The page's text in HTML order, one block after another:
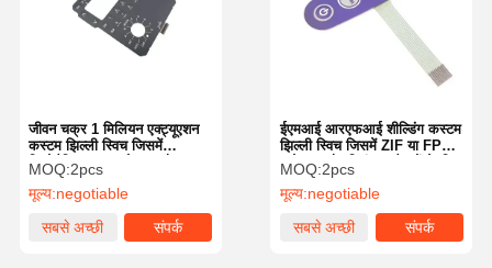
ईएमआई आरएफआई शील्डिंग कस्टम
झिल्ली स्विच जिसमें ZIF या FPC
कनेक्टर और नियंत्रण पैनलों के लिए
अनुकूलित पीईटी सर्किट परत शामिल
है
MOQ:2pcs
मूल्य:negotiable
सबसे अच्छी
संपर्क
जीवन चक्र 1 मिलियन एक्ट्यूएशन
कस्टम झिल्ली स्विच जिसमें
निकोमैटिक मादा कनेक्टर और
कंट्रोल पैनलों के लिए कस्टम
आयाम शामिल हैं
MOQ:2pcs
मूल्य:negotiable
सबसे अच्छी
संपर्क